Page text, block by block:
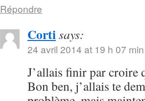
Répondre
Cortisays:
24 avril 2014 at 19 h 07 min
J’allais finir par croire
Bon ben, j’allais te